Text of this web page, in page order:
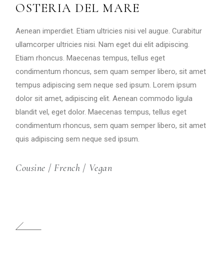
OSTERIA DEL MARE
Aenean imperdiet. Etiam ultricies nisi vel augue. Curabitur
ullamcorper ultricies nisi. Nam eget dui elit adipiscing.
Etiam rhoncus. Maecenas tempus, tellus eget
condimentum rhoncus, sem quam semper libero, sit amet
tempus adipiscing sem neque sed ipsum. Lorem ipsum
dolor sit amet, adipiscing elit. Aenean commodo ligula
blandit vel, eget dolor. Maecenas tempus, tellus eget
condimentum rhoncus, sem quam semper libero, sit amet
quis adipiscing sem neque sed ipsum.
Cousine / French / Vegan